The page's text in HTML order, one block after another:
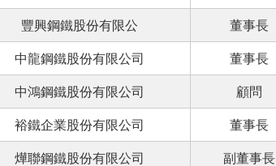
豐興鋼鐵股份有限公 董事長
中龍鋼鐵股份有限公司 董事長
中鴻鋼鐵股份有限公司 顧問
裕鐵企業股份有限公司 董事長
燁聯鋼鐵股份有限公司 副董事長